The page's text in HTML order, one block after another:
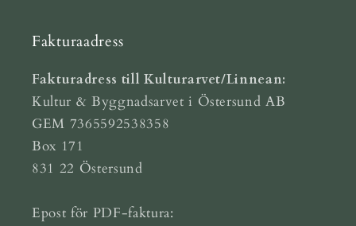
Fakturaadress
Fakturadress till Kulturarvet/Linnean:
Kultur & Byggnadsarvet i Östersund AB
GEM 7365592538358
Box 171
831 22 Östersund
Epost för PDF-faktura: